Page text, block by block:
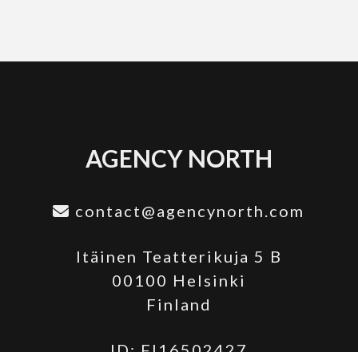
AGENCY NORTH
contact@agencynorth.com
Itäinen Teatterikuja 5 B
00100 Helsinki
Finland